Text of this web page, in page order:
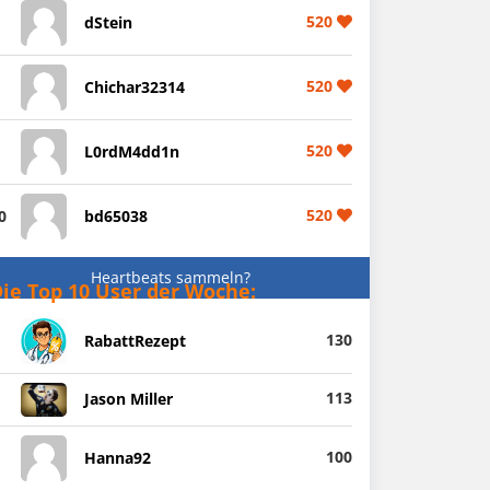
dStein 520
Chichar32314 520
L0rdM4dd1n 520
bd65038 520
Heartbeats sammeln?
Top 10 User der Woche:
RabattRezept 130
Jason Miller 113
Hanna92 100